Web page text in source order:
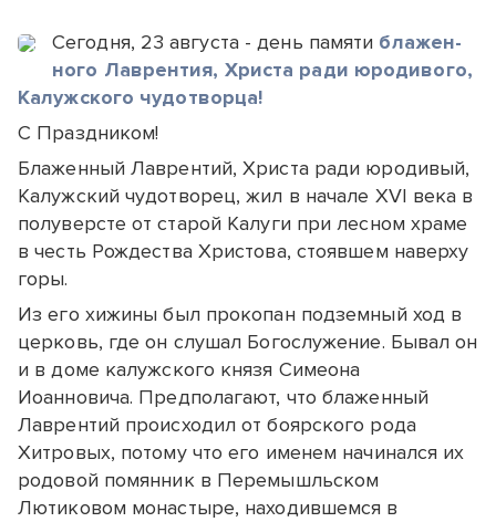
Сегодня, 23 августа - день памяти бла­жен­
ного Лав­рен­тия, Хрис­та ра­ди юро­ди­во­го,
Ка­луж­ско­го чу­до­твор­ца!
С Празд­ником!
Бла­жен­ный Лав­рен­тий, Хрис­та ради юро­ди­вый,
Калужский чудотворец, жил в начале ХVI века в
полуверсте от старой Калуги при лесном храме
в честь Рождества Христова, стоявшем наверху
горы.
Из его хижины был прокопан подземный ход в
церковь, где он слушал Богослужение. Бывал он
и в доме калужского князя Симеона
Иоанновича. Предполагают, что блаженный
Лаврентий происходил от боярского рода
Хитровых, потому что его именем начинался их
родовой помянник в Перемышльском
Лютиковом монастыре, находившемся в